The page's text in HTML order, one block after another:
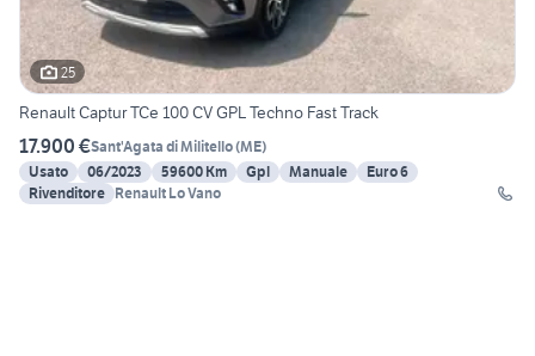
25
Renault Captur TCe 100 CV GPL Techno Fast Track
17.900 €Sant'Agata di Militello(ME)
Usato
06/2023 59600 Km Gpl Manuale
Euro 6
Rivenditore Renault Lo Vano